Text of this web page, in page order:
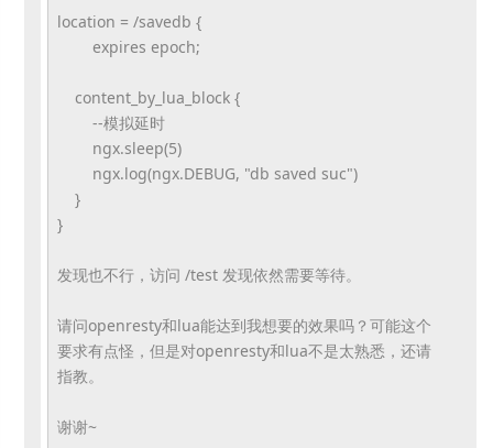
location = /savedb {
expires epoch;
content_by_lua_block {
--模拟延时
ngx.sleep(5)
ngx.log(ngx.DEBUG, "db saved suc")
}
}
发现也不行，访问 /test 发现依然需要等待。
请问openresty和lua能达到我想要的效果吗？ 可能这个
要求有点怪， 但是对openresty和lua不是太熟悉，还请
指教。
谢谢~